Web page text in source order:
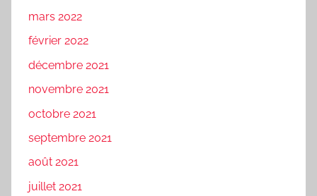
mars 2022
février 2022
décembre 2021
novembre 2021
octobre 2021
septembre 2021
août 2021
juillet 2021